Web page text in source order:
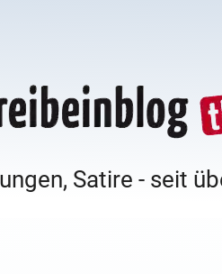
Satire - seit